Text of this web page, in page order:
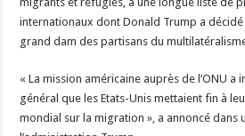
internationaux dont Donald Trump a
grand dam des partisans du
« La mission américaine auprès de l’ONU
général que les Etats-Unis mettaient fin à
mondial sur la migration », a annoncé dans